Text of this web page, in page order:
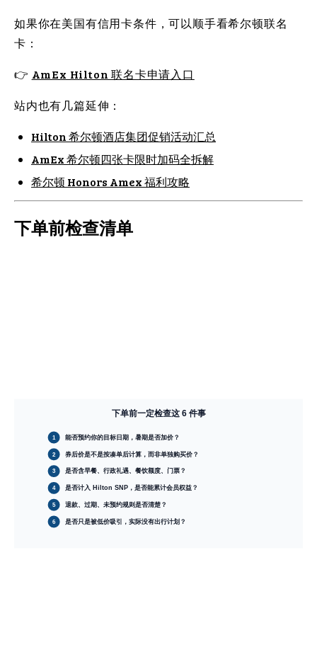
如果你在美国有信用卡条件，可以顺手看希尔顿联名
卡：
👉 AmEx Hilton 联名卡申请入口
站内也有几篇延伸：
Hilton 希尔顿酒店集团促销活动汇总
AmEx 希尔顿四张卡限时加码全拆解
希尔顿 Honors Amex 福利攻略
下单前检查清单